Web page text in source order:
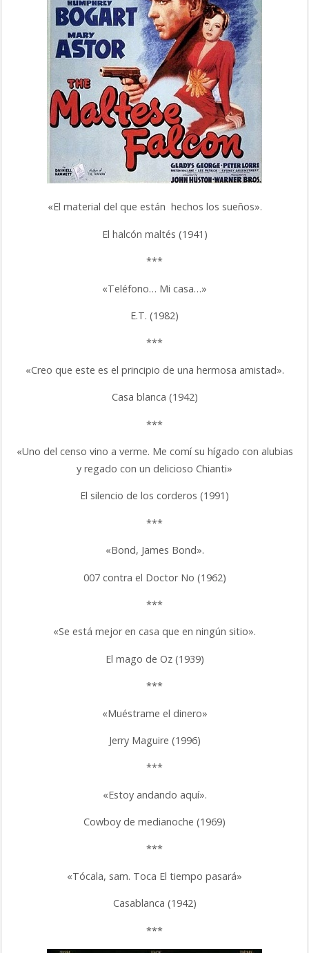
«El material del que están hechos los sueños».
El halcón maltés (1941)
***
«Teléfono… Mi casa…»
E.T. (1982)
***
«Creo que este es el principio de una hermosa amistad».
Casa blanca (1942)
***
«Uno del censo vino a verme. Me comí su hígado con alubias
y regado con un delicioso Chianti»
El silencio de los corderos (1991)
***
«Bond, James Bond».
007 contra el Doctor No (1962)
***
«Se está mejor en casa que en ningún sitio».
El mago de Oz (1939)
***
«Muéstrame el dinero»
Jerry Maguire (1996)
***
«Estoy andando aquí».
Cowboy de medianoche (1969)
***
«Tócala, sam. Toca El tiempo pasará»
Casablanca (1942)
***